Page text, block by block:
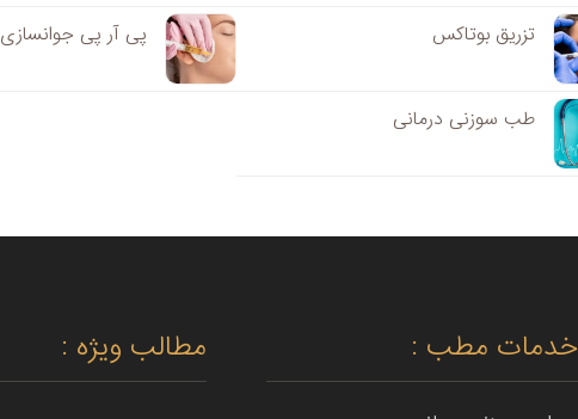
تزریق بوتاکس پی آر پی جوانسازی
طب سوزنی درمانی
خدمات مطب : مطالب ویژه :